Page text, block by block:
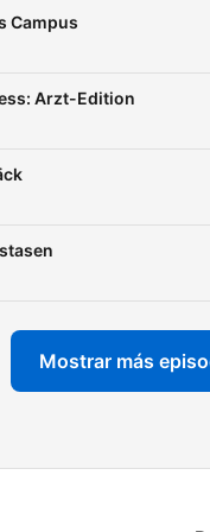
mehr über
findest du
Campus
Arzt-Edition
Mostrar más